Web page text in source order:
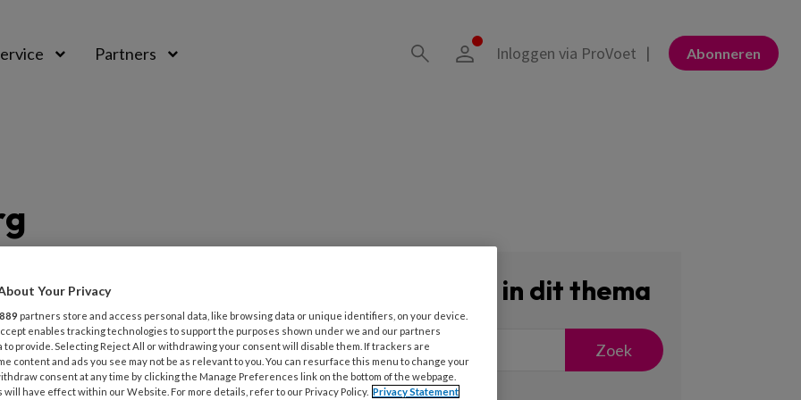
Partners Abonneren
Inloggen via ProVoet
vind je artikelen en berichten over
wie sprake is van risicovoeten. Zo vind
Zoeken in dit thema
Zoek
Your Privacy
889 partners store and access personal data, like browsing data or unique identifiers, on your device.
enables tracking technologies to support the purposes shown under we and our partners
to provide. Selecting Reject All or withdrawing your consent will disable them. If trackers are
content and ads you see may not be as relevant to you. You can resurface this menu to change your
consent at any time by clicking the Manage Preferences link on the bottom of the webpage.
will have effect within our Website. For more details, refer to our Privacy Policy. Privacy Statement